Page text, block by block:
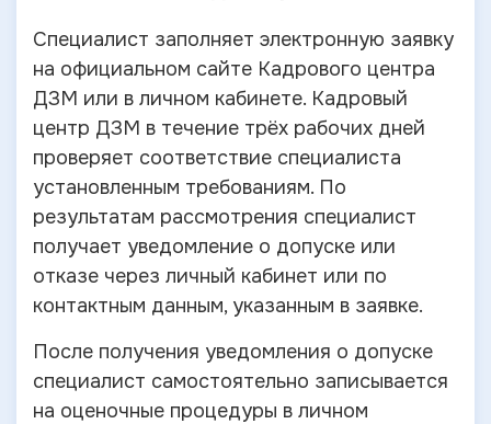
Специалист заполняет электронную заявку
на официальном сайте Кадрового центра
ДЗМ или в личном кабинете. Кадровый
центр ДЗМ в течение трёх рабочих дней
проверяет соответствие специалиста
установленным требованиям. По
результатам рассмотрения специалист
получает уведомление о допуске или
отказе через личный кабинет или по
контактным данным, указанным в заявке.
После получения уведомления о допуске
специалист самостоятельно записывается
на оценочные процедуры в личном